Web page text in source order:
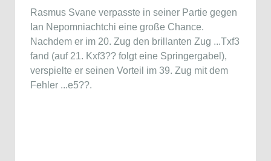
Rasmus Svane verpasste in seiner Partie gegen
Ian Nepomniachtchi eine große Chance.
Nachdem er im 20. Zug den brillanten Zug ...Txf3
fand (auf 21. Kxf3?? folgt eine Springergabel),
verspielte er seinen Vorteil im 39. Zug mit dem
Fehler ...e5??.